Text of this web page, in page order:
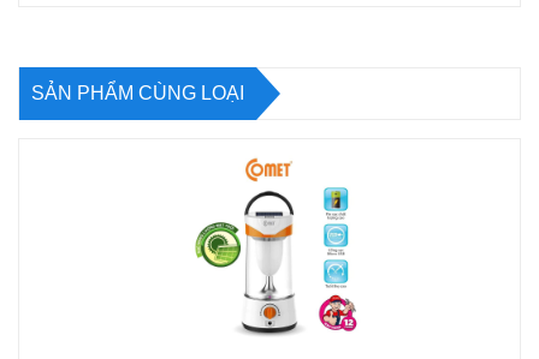
SẢN PHẨM CÙNG LOẠI